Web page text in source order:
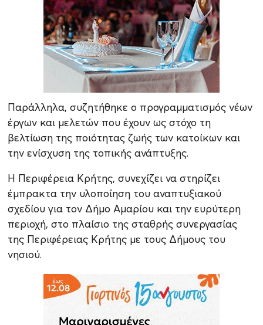
Παράλληλα, συζητήθηκε ο προγραμματισμός νέων
έργων και μελετών που έχουν ως στόχο τη
βελτίωση της ποιότητας ζωής των κατοίκων και
την ενίσχυση της τοπικής ανάπτυξης.
Η Περιφέρεια Κρήτης, συνεχίζει να στηρίζει
έμπρακτα την υλοποίηση του αναπτυξιακού
σχεδίου για τον Δήμο Αμαρίου και την ευρύτερη
περιοχή, στο πλαίσιο της σταθρής συνεργασίας
της Περιφέρειας Κρήτης με τους Δήμους του
νησιού.